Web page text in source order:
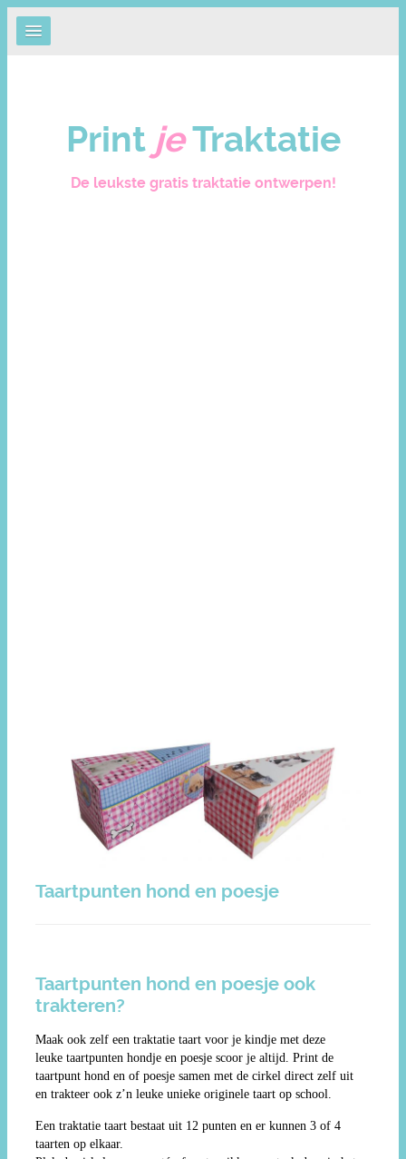
Print je Traktatie
De leukste gratis traktatie ontwerpen!
Taartpunten hond en poesje
Taartpunten hond en poesje ook
trakteren?
Maak ook zelf een traktatie taart voor je kindje met deze
leuke taartpunten hondje en poesje scoor je altijd. Print de
taartpunt hond en of poesje samen met de cirkel direct zelf uit
en trakteer ook z’n leuke unieke originele taart op school.
Een traktatie taart bestaat uit 12 punten en er kunnen 3 of 4
taarten op elkaar.